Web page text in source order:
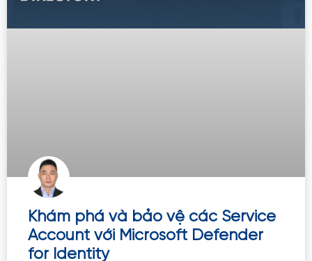
Khám phá và bảo vệ các Service
Account với Microsoft Defender
for Identity